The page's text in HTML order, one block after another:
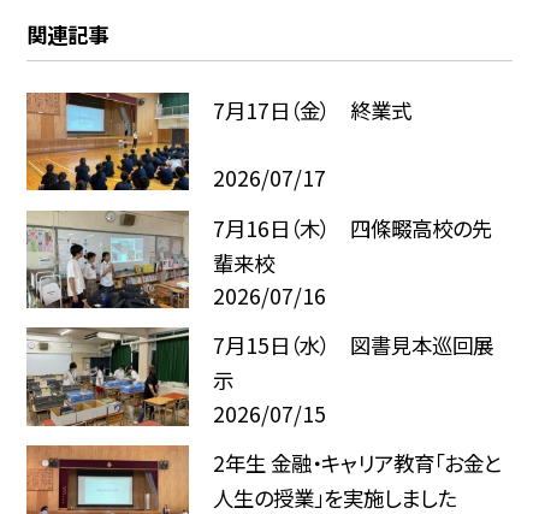
関連記事
7月17日（金） 終業式
2026/07/17
7月16日（木） 四條畷高校の先
輩来校
2026/07/16
7月15日（水） 図書見本巡回展
示
2026/07/15
2年生 金融・キャリア教育「お金と
人生の授業」を実施しました